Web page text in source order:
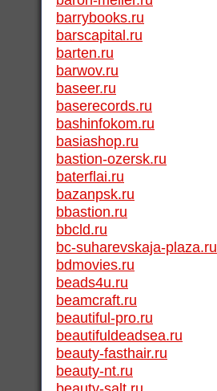
barrybooks.ru
barscapital.ru
barten.ru
barwov.ru
baseer.ru
baserecords.ru
bashinfokom.ru
basiashop.ru
bastion-ozersk.ru
baterflai.ru
bazanpsk.ru
bbastion.ru
bbcld.ru
bc-suharevskaja-plaza.ru
bdmovies.ru
beads4u.ru
beamcraft.ru
beautiful-pro.ru
beautifuldeadsea.ru
beauty-fasthair.ru
beauty-nt.ru